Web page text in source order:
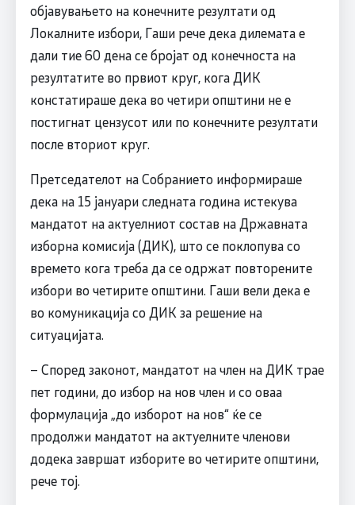
објавувањето на конечните резултати од
Локалните избори, Гаши рече дека дилемата е
дали тие 60 дена се бројат од конечноста на
резултатите во првиот круг, кога ДИК
констатираше дека во четири општини не е
постигнат цензусот или по конечните резултати
после вториот круг.
Претседателот на Собранието информираше
дека на 15 јануари следната година истекува
мандатот на актуелниот состав на Државната
изборна комисија (ДИК), што се поклопува со
времето кога треба да се одржат повторените
избори во четирите општини. Гаши вели дека е
во комуникација со ДИК за решение на
ситуацијата.
– Според законот, мандатот на член на ДИК трае
пет години, до избор на нов член и со оваа
формулација „до изборот на нов“ ќе се
продолжи мандатот на актуелните членови
додека завршат изборите во четирите општини,
рече тој.